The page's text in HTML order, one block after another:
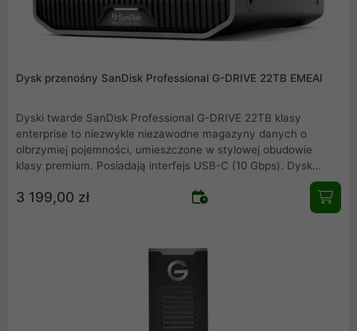
Dysk przenośny SanDisk Professional G-DRIVE 22TB EMEAI
Dyski twarde SanDisk Professional G-DRIVE 22TB klasy
enterprise to niezwykle niezawodne magazyny danych o
olbrzymiej pojemności, umieszczone w stylowej obudowie
klasy premium. Posiadają interfejs USB-C (10 Gbps). Dysk
Ultrastar 7200 obr./min odznacza się niezwykłą wydajnością do
280 MB/s odczytu i 280 MB/s zapisu. Jest idealny do szybkiego
tworzenia kopii zapasowych i zapewnia dostęp do Twoich
anodyzowanego aluminium obudowa z możliwością piętrowego
ustawiania zapewnia najwyższą trwałość oraz jest wyposażona
w uchwyty umożliwiające podłączanie do wózków filmowych,
3 199,00 zł